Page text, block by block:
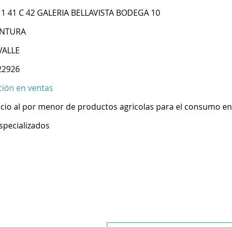
41 C 42 GALERIA BELLAVISTA BODEGA 10
en ventas
al por menor de productos agricolas para el consumo en